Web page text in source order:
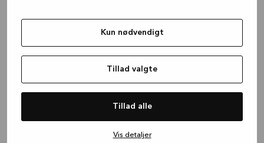
Kun nødvendigt
Tillad valgte
Tillad alle
Vis detaljer
(see the browser console for more
information).